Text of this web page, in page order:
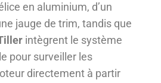
en aluminium, d’un
jauge de trim, tandis que
intègrent le système
pour surveiller les
directement à partir